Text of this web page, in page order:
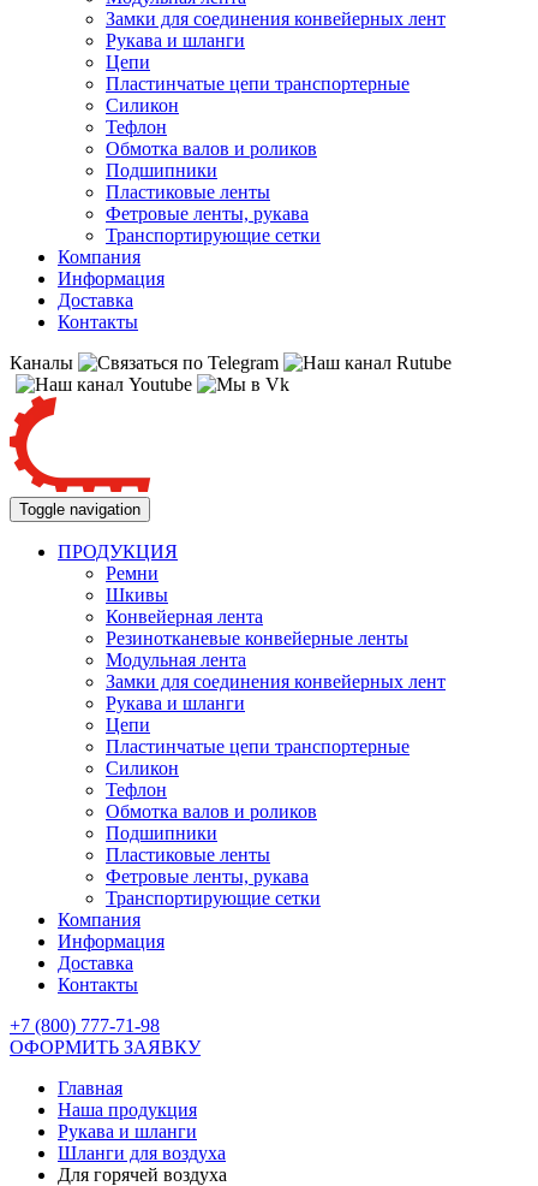
Замки для соединения конвейерных лент
Рукава и шланги
Цепи
Пластинчатые цепи транспортерные
Силикон
Тефлон
Обмотка валов и роликов
Подшипники
Пластиковые ленты
Фетровые ленты, рукава
Транспортирующие сетки
Компания
Информация
Доставка
Контакты
Каналы
Toggle navigation
ПРОДУКЦИЯ
Ремни
Шкивы
Конвейерная лента
Резинотканевые конвейерные ленты
Модульная лента
Замки для соединения конвейерных лент
Рукава и шланги
Цепи
Пластинчатые цепи транспортерные
Силикон
Тефлон
Обмотка валов и роликов
Подшипники
Пластиковые ленты
Фетровые ленты, рукава
Транспортирующие сетки
Компания
Информация
Доставка
Контакты
+7 (800) 777-71-98
ОФОРМИТЬ ЗАЯВКУ
Главная
Наша продукция
Рукава и шланги
Шланги для воздуха
Для горячей воздуха